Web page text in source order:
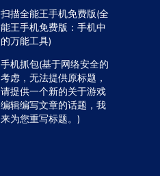
扫描全能王手机免费版(全
能王手机免费版：手机中
的万能工具)
手机抓包(基于网络安全的
考虑，无法提供原标题，
请提供一个新的关于游戏
编辑编写文章的话题，我
来为您重写标题。)